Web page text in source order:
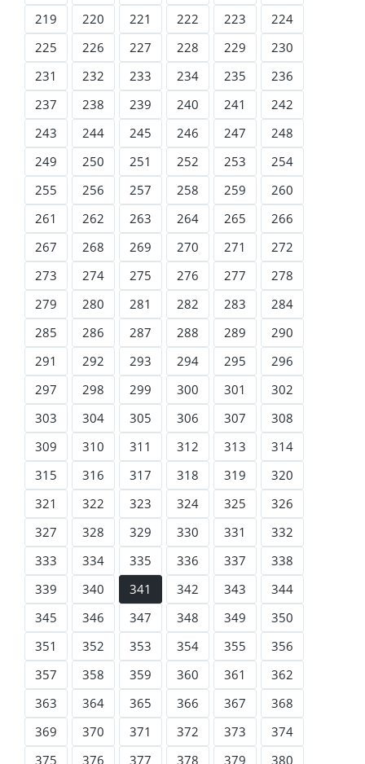
219
220 221 222 223
224
225
226 227 228 229
230
231
232 233 234 235
236
237
238 239 240 241
242
243
244 245 246 247
248
249
250 251 252 253
254
255
256 257 258 259
260
261
262 263 264 265
266
267
268 269 270 271
272
273
274 275 276 277
278
279
280 281 282 283
284
285
286 287 288 289
290
291
292 293 294 295
296
297
298 299 300 301
302
303
304 305 306 307
308
309
310 311 312 313
314
315
316 317 318 319
320
321
322 323 324 325
326
327
328 329 330 331
332
333
334 335 336 337
338
339
340 341 342 343
344
345
346 347 348 349
350
351
352 353 354 355
356
357
358 359 360 361
362
363
364 365 366 367
368
369
370 371 372 373
374
375
376 377 378 379 380